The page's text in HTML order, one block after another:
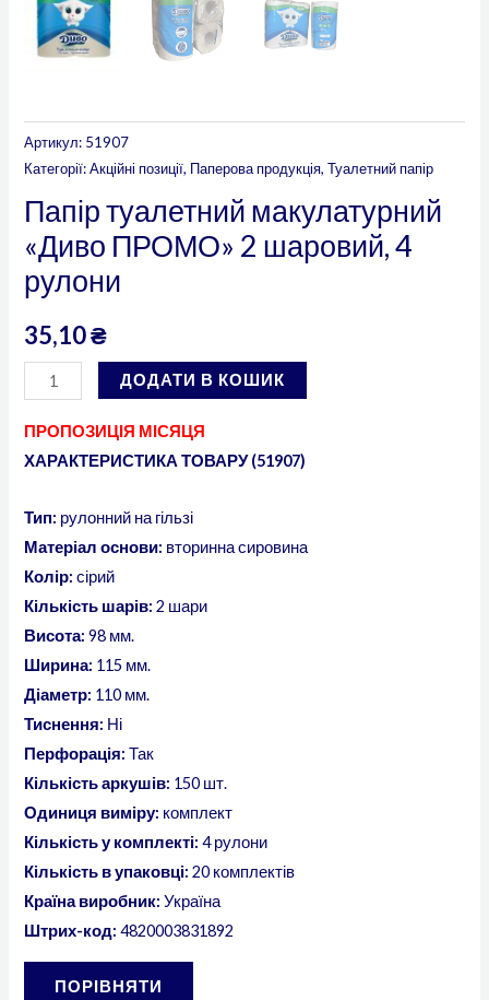
Артикул: 51907
Категорії:Акційні позиції, Паперова продукція,Туалетний папір
Папір туалетний макулатурний
«Диво ПРОМО» 2 шаровий, 4
рулони
35,10₴
ДОДАТИ В КОШИК
ПРОПОЗИЦІЯ МІСЯЦЯ
ХАРАКТЕРИСТИКА ТОВАРУ (51907)
Тип: рулонний на гільзі
Матеріал основи: вторинна сировина
Колір: сірий
Кількість шарів: 2 шари
Висота: 98 мм.
Ширина: 115 мм.
Діаметр: 110 мм.
Тиснення: Ні
Перфорація: Так
Кількість аркушів: 150 шт.
Одиниця виміру: комплект
Кількість у комплекті: 4 рулони
Кількість в упаковці: 20 комплектів
Країна виробник: Україна
Штрих-код: 4820003831892
ПОРІВНЯТИ